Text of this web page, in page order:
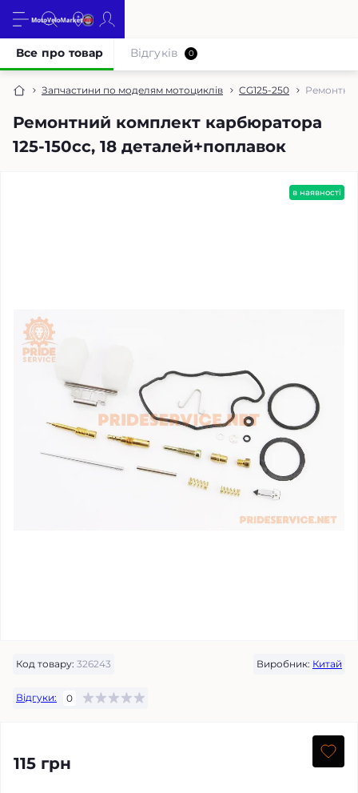
Запчастини по моделям мотоциклів CG125-250
Ремонтний комплект карбюратора
125-150cc, 18 деталей+поплавок
Все про товар Відгуків 0
в наявності
Код товару: 326243 Виробник: Китай
Відгуки: 0
115 грн